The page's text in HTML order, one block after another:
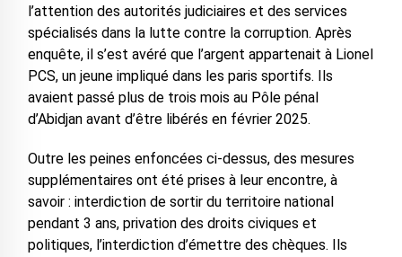
l’attention des autorités judiciaires et des services
spécialisés dans la lutte contre la corruption. Après
enquête, il s’est avéré que l’argent appartenait à Lionel
PCS, un jeune impliqué dans les paris sportifs. Ils
avaient passé plus de trois mois au Pôle pénal
d’Abidjan avant d’être libérés en février 2025.
Outre les peines enfoncées ci-dessus, des mesures
supplémentaires ont été prises à leur encontre, à
savoir : interdiction de sortir du territoire national
pendant 3 ans, privation des droits civiques et
politiques, l’interdiction d’émettre des chèques. Ils